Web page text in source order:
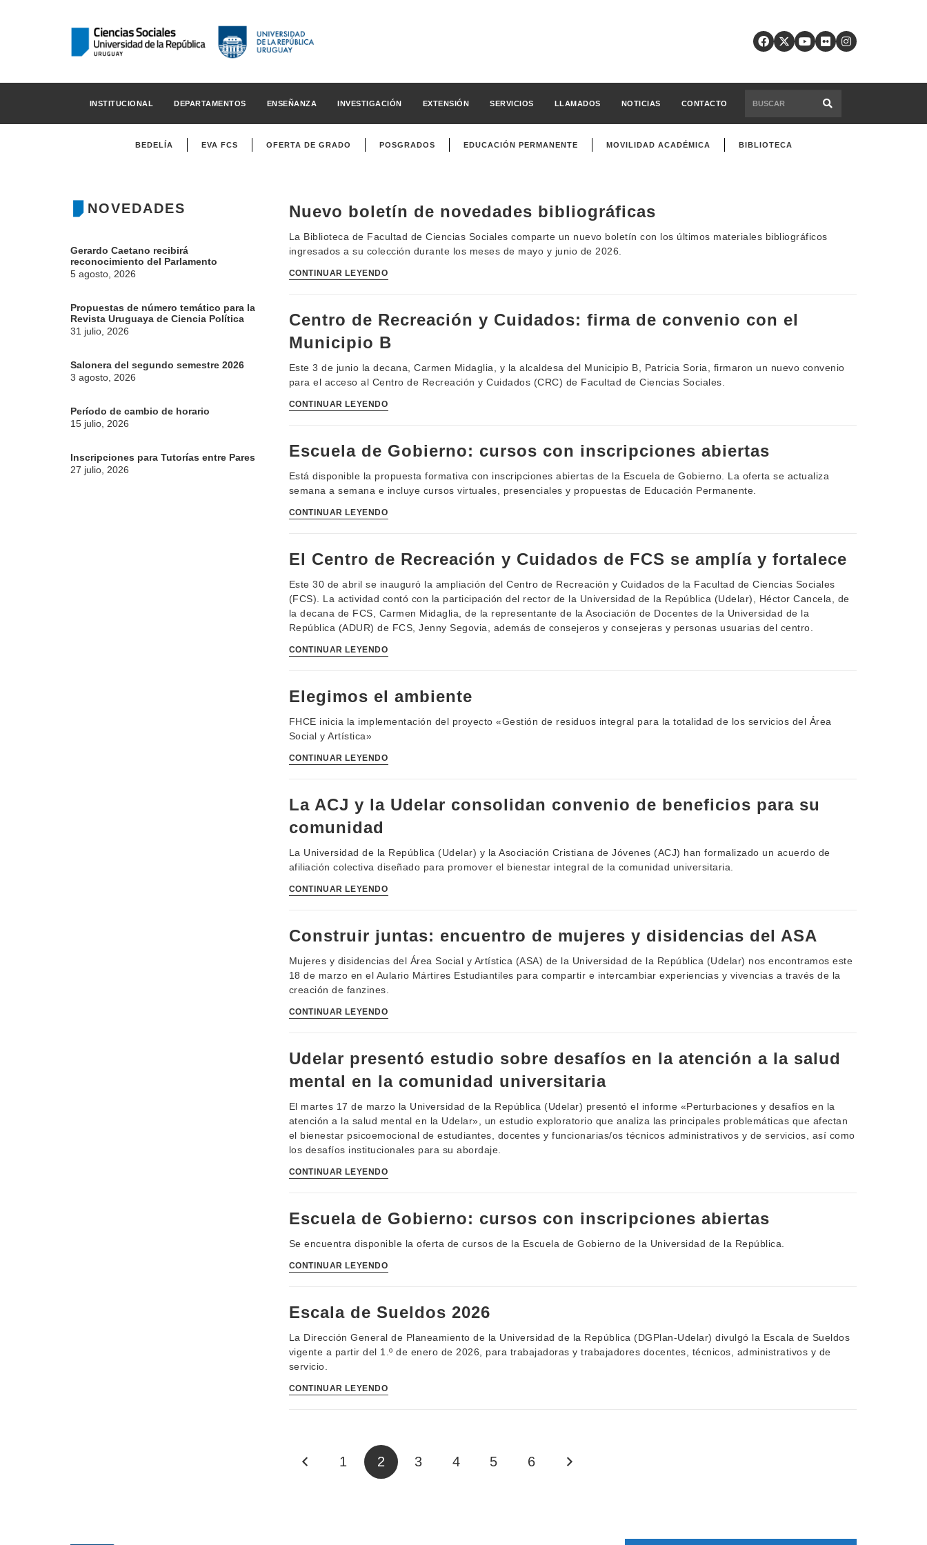
INSTITUCIONAL DEPARTAMENTOS ENSEÑANZA INVESTIGACIÓN EXTENSIÓN SERVICIOS LLAMADOS NOTICIAS CONTACTO
BEDELÍA EVA FCS OFERTA DE GRADO POSGRADOS EDUCACIÓN PERMANENTE MOVILIDAD ACADÉMICA BIBLIOTECA
NOVEDADES
Gerardo Caetano recibirá
reconocimiento del Parlamento
5 agosto, 2026
Propuestas de número temático para la
Revista Uruguaya de Ciencia Política
31 julio, 2026
Salonera del segundo semestre 2026
3 agosto, 2026
Período de cambio de horario
15 julio, 2026
Inscripciones para Tutorías entre Pares
27 julio, 2026
Nuevo boletín de novedades bibliográficas
La Biblioteca de Facultad de Ciencias Sociales comparte un nuevo boletín con los últimos materiales bibliográficos
ingresados a su colección durante los meses de mayo y junio de 2026.
CONTINUAR LEYENDO
Centro de Recreación y Cuidados: firma de convenio con el
Municipio B
Este 3 de junio la decana, Carmen Midaglia, y la alcaldesa del Municipio B, Patricia Soria, firmaron un nuevo convenio
para el acceso al Centro de Recreación y Cuidados (CRC) de Facultad de Ciencias Sociales.
CONTINUAR LEYENDO
Escuela de Gobierno: cursos con inscripciones abiertas
Está disponible la propuesta formativa con inscripciones abiertas de la Escuela de Gobierno. La oferta se actualiza
semana a semana e incluye cursos virtuales, presenciales y propuestas de Educación Permanente.
CONTINUAR LEYENDO
El Centro de Recreación y Cuidados de FCS se amplía y fortalece
Este 30 de abril se inauguró la ampliación del Centro de Recreación y Cuidados de la Facultad de Ciencias Sociales
(FCS). La actividad contó con la participación del rector de la Universidad de la República (Udelar), Héctor Cancela, de
la decana de FCS, Carmen Midaglia, de la representante de la Asociación de Docentes de la Universidad de la
República (ADUR) de FCS, Jenny Segovia, además de consejeros y consejeras y personas usuarias del centro.
CONTINUAR LEYENDO
Elegimos el ambiente
FHCE inicia la implementación del proyecto «Gestión de residuos integral para la totalidad de los servicios del Área
Social y Artística»
CONTINUAR LEYENDO
La ACJ y la Udelar consolidan convenio de beneficios para su
comunidad
La Universidad de la República (Udelar) y la Asociación Cristiana de Jóvenes (ACJ) han formalizado un acuerdo de
afiliación colectiva diseñado para promover el bienestar integral de la comunidad universitaria.
CONTINUAR LEYENDO
Construir juntas: encuentro de mujeres y disidencias del ASA
Mujeres y disidencias del Área Social y Artística (ASA) de la Universidad de la República (Udelar) nos encontramos este
18 de marzo en el Aulario Mártires Estudiantiles para compartir e intercambiar experiencias y vivencias a través de la
creación de fanzines.
CONTINUAR LEYENDO
Udelar presentó estudio sobre desafíos en la atención a la salud
mental en la comunidad universitaria
El martes 17 de marzo la Universidad de la República (Udelar) presentó el informe «Perturbaciones y desafíos en la
atención a la salud mental en la Udelar», un estudio exploratorio que analiza las principales problemáticas que afectan
el bienestar psicoemocional de estudiantes, docentes y funcionarias/os técnicos administrativos y de servicios, así como
los desafíos institucionales para su abordaje.
CONTINUAR LEYENDO
Escuela de Gobierno: cursos con inscripciones abiertas
Se encuentra disponible la oferta de cursos de la Escuela de Gobierno de la Universidad de la República.
CONTINUAR LEYENDO
Escala de Sueldos 2026
La Dirección General de Planeamiento de la Universidad de la República (DGPlan-Udelar) divulgó la Escala de Sueldos
vigente a partir del 1.º de enero de 2026, para trabajadoras y trabajadores docentes, técnicos, administrativos y de
servicio.
CONTINUAR LEYENDO
1 2 3 4 5 6